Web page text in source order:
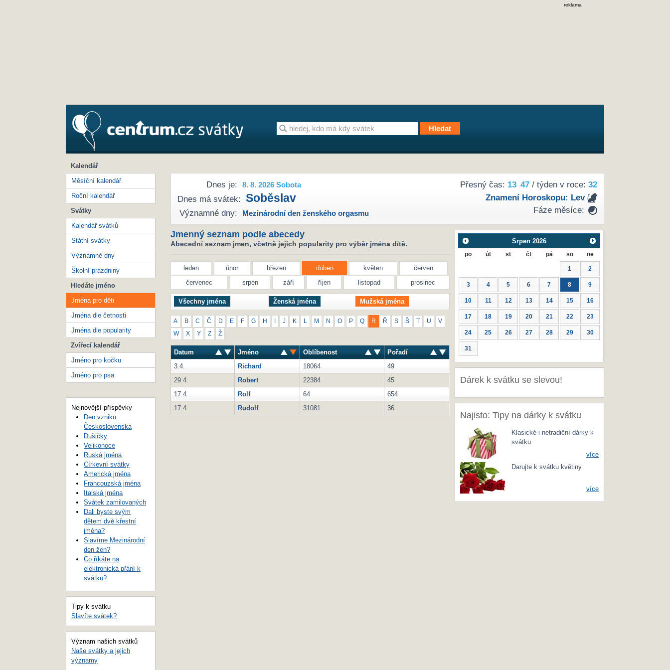
reklama
Přesný čas: 13 47/ týden v roce: 32
Znamení Horoskopu: Lev
Fáze měsíce:
Dnes je: 8. 8. 2026 Sobota
Dnes má svátek: Soběslav
Významné dny: Mezinárodní den ženského orgasmu
Jmenný seznam podle abecedy
Abecední seznam jmen, včetně jejich popularity pro výběr jména dítě.
leden únor březen duben květen
červen
červenec
srpen září říjen listopad prosinec
Všechny jména Ženská jména Mužská jména
A B C Č D E F G H J K M N O P Q R Ř S Š T U V
W X Y Z Ž
Datum Jméno Oblíbenost
Pořadí
3.4.
Richard 18064
49
29.4.
Robert 22384
45
17.4.
Rolf 64
654
17.4.
Rudolf 31081 36
Srpen 2026
po út st čt pá so ne
1 2
3 4 5 6 7 8 9
10 11 12 13 14 15 16
17 18 19 20 21 22 23
24 25 26 27 28 29 30
31
Dárek k svátku se slevou!
Najisto: Tipy na dárky k svátku
Klasické i netradiční dárky k
svátku
více
Darujte k svátku květiny
více
Kalendář
Měsíční kalendář
Roční kalendář
Svátky
Kalendář svátků
Státní svátky
Významné dny
Školní prázdniny
Hledáte jméno
Jména pro děti
Jména dle četnosti
Jména dle popularity
Zvířecí kalendář
Jméno pro kočku
Jméno pro psa
Nejnovější příspěvky
Den vzniku
Československa
Dušičky
Velikonoce
Ruská jména
Církevní svátky
Americká jména
Francouzská jména
Italská jména
Svátek zamilovaných
Dali byste svým
dětem dvě křestní
jména?
Slavíme Mezinárodní
den žen?
Co říkáte na
elektronická přání k
svátku?
Tipy k svátku
Slavíte svátek?
Význam našich svátků
Naše svátky a jejich
významy